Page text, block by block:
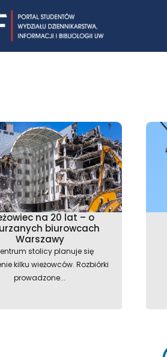
na 20 lat – o
biurowcach
Warszawy
stolicy planuje się
kilku wieżowców. Rozbiórki
prowadzone...